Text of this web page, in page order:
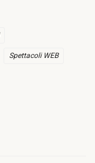
Spettacoli WEB